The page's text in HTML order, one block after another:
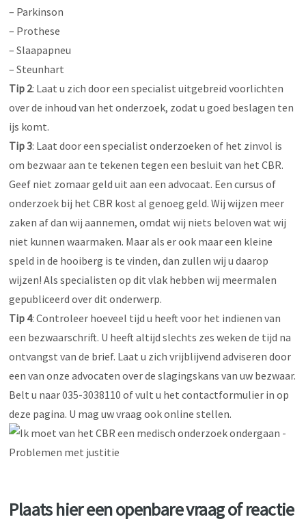
– Parkinson
– Prothese
– Slaapapneu
– Steunhart
Tip 2: Laat u zich door een specialist uitgebreid voorlichten
over de inhoud van het onderzoek, zodat u goed beslagen ten
ijs komt.
Tip 3: Laat door een specialist onderzoeken of het zinvol is
om bezwaar aan te tekenen tegen een besluit van het CBR.
Geef niet zomaar geld uit aan een advocaat. Een cursus of
onderzoek bij het CBR kost al genoeg geld. Wij wijzen meer
zaken af dan wij aannemen, omdat wij niets beloven wat wij
niet kunnen waarmaken. Maar als er ook maar een kleine
speld in de hooiberg is te vinden, dan zullen wij u daarop
wijzen! Als specialisten op dit vlak hebben wij meermalen
gepubliceerd over dit onderwerp.
Tip 4: Controleer hoeveel tijd u heeft voor het indienen van
een bezwaarschrift. U heeft altijd slechts zes weken de tijd na
ontvangst van de brief. Laat u zich vrijblijvend adviseren door
een van onze advocaten over de slagingskans van uw bezwaar.
Belt u naar 035-3038110 of vult u het contactformulier in op
deze pagina. U mag uw vraag ook online stellen.
Plaats hier een openbare vraag of reactie